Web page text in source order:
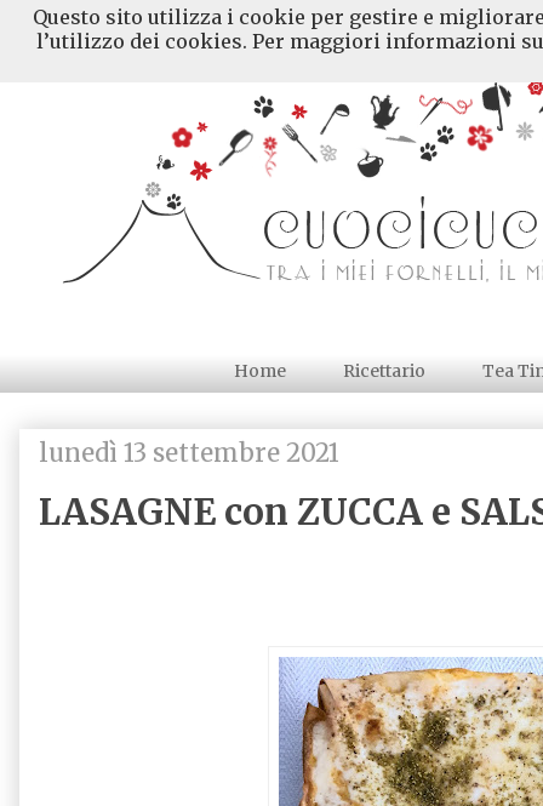
Home Ricettario Tea
lunedì 13 settembre 2021
LASAGNE con ZUCCA e
Questo sito utilizza i cookie per gestire e
l’utilizzo dei cookies. Per maggiori informazioni